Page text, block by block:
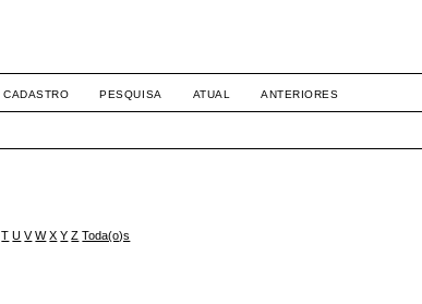
CADASTRO PESQUISA ATUAL ANTERIORES
T U V W X Y Z Toda(o)s